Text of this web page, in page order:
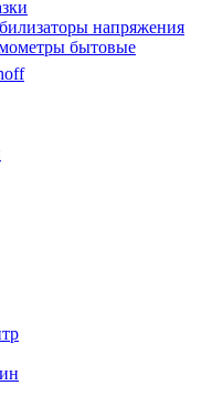
напряжения
бытовые